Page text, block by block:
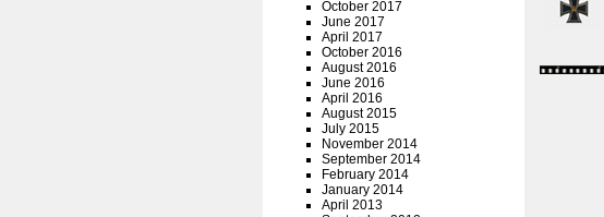
October 2017
June 2017
April 2017
October 2016
August 2016
June 2016
April 2016
August 2015
July 2015
November 2014
September 2014
February 2014
January 2014
April 2013